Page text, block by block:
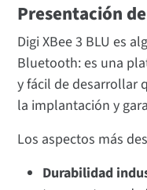
Presentación
Digi XBee 3 BLU es
Bluetooth: es una
y fácil de desarrollar
la implantación y
Los aspectos más
Durabilidad